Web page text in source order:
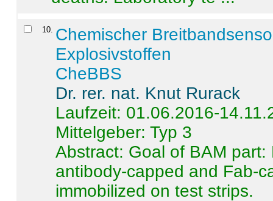
10 Chemischer
Explosivstoffen
CheBBS
Dr. rer. nat. Knut Rurack
Laufzeit: 01.06.2016-
Mittelgeber: Typ 3
Abstract: Goal of BAM
antibody-capped and Fab-
immobilized on test strips.